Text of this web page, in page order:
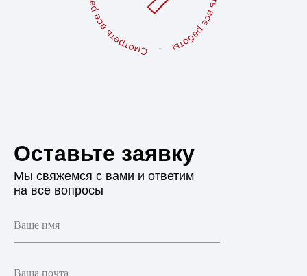
Мы свяжемся с вами и ответим
на все вопросы
Оставьте заявку